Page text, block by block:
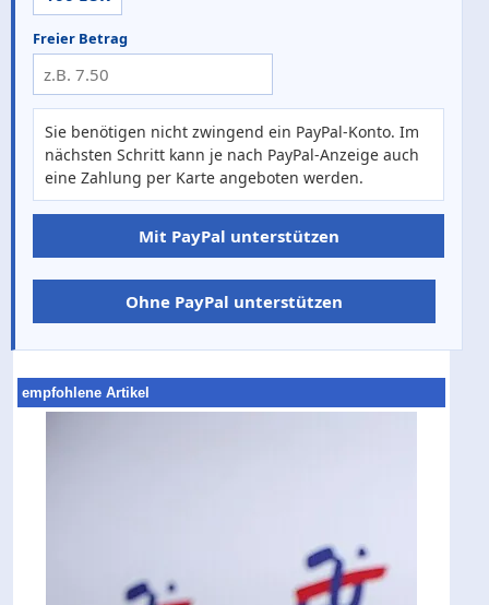
Freier Betrag
Sie benötigen nicht zwingend ein PayPal-Konto. Im
nächsten Schritt kann je nach PayPal-Anzeige auch
eine Zahlung per Karte angeboten werden.
Mit PayPal unterstützen
Ohne PayPal unterstützen
empfohlene Artikel